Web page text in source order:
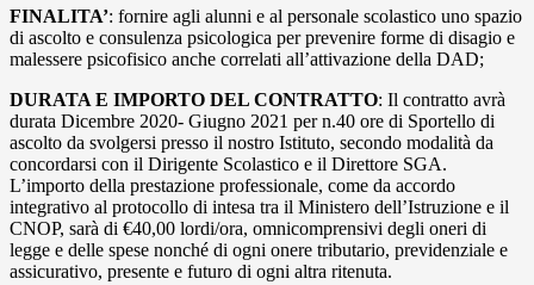
FINALITA’: fornire agli alunni e al personale scolastico uno spazio
di ascolto e consulenza psicologica per prevenire forme di disagio e
malessere psicofisico anche correlati all’attivazione della DAD;
DURATA E IMPORTO DEL CONTRATTO: Il contratto avrà
durata Dicembre 2020- Giugno 2021 per n.40 ore di Sportello di
ascolto da svolgersi presso il nostro Istituto, secondo modalità da
concordarsi con il Dirigente Scolastico e il Direttore SGA.
L’importo della prestazione professionale, come da accordo
integrativo al protocollo di intesa tra il Ministero dell’Istruzione e il
CNOP, sarà di €40,00 lordi/ora, omnicomprensivi degli oneri di
legge e delle spese nonché di ogni onere tributario, previdenziale e
assicurativo, presente e futuro di ogni altra ritenuta.